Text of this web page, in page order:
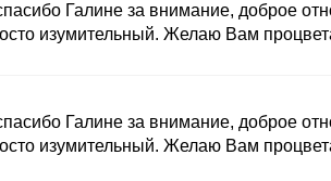
Галине за внимание, доброе
изумительный. Желаю Вам
Галине за внимание, доброе
изумительный. Желаю Вам